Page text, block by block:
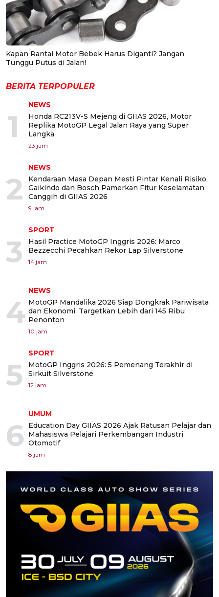
Kapan Rantai Motor Bebek Harus Diganti? Jangan
Tunggu Putus di Jalan!
BERITA TERPOPULER
1
NEWS
Honda RC213V-S Mejeng di GIIAS 2026, Motor
Replika MotoGP Legal Jalan Raya yang Super
Langka
23 jam
2
NEWS
Kendaraan Masa Depan Mesti Pintar Kenali Risiko,
Gaikindo dan Bosch Pamerkan Fitur Keselamatan
Canggih di GIIAS 2026
9 jam
3
SPORT
Hasil Practice MotoGP Inggris 2026: Marco
Bezzecchi Pecahkan Rekor Lap Silverstone
14 jam
4
NEWS
MotoGP Mandalika 2026 Siap Dongkrak Pariwisata
dan Ekonomi, Targetkan Lebih dari 145 Ribu
Penonton
10 jam
5
SPORT
MotoGP Inggris 2026: 5 Pemenang Terakhir di
Sirkuit Silverstone
12 jam
6
UMUM
Education Day GIIAS 2026 Ajak Ratusan Pelajar dan
Mahasiswa Pelajari Perkembangan Industri
Otomotif
8 jam